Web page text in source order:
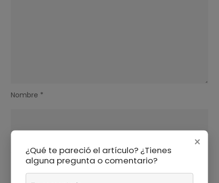
Nombre *
Correo electrónico*
×
¿Qué te pareció el artículo? ¿Tienes
alguna pregunta o comentario?